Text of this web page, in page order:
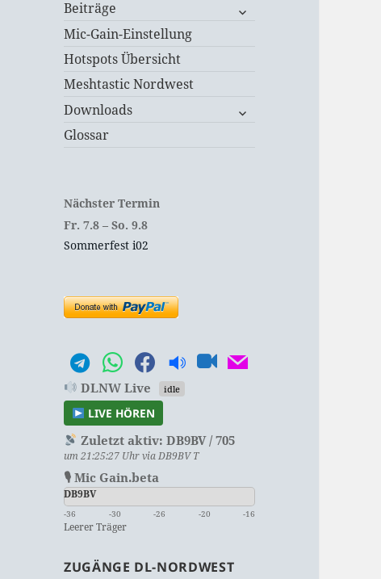
Beiträge
untermenü
Mic-Gain-Einstellung
Hotspots Übersicht
Meshtastic Nordwest
Downloads
untermenü
Glossar
Nächster Termin
Fr. 7.8 –So. 9.8
Sommerfest i02
DLNW Live idle
LIVE HÖREN
Zuletzt aktiv: DB9BV / 705
um 21:25:27 Uhr via DB9BV T
🎙 Mic Gain.beta
DB9BV
-36 -30 -26 -20 -16
Leerer Träger
ZUGÄNGE DL-NORDWEST